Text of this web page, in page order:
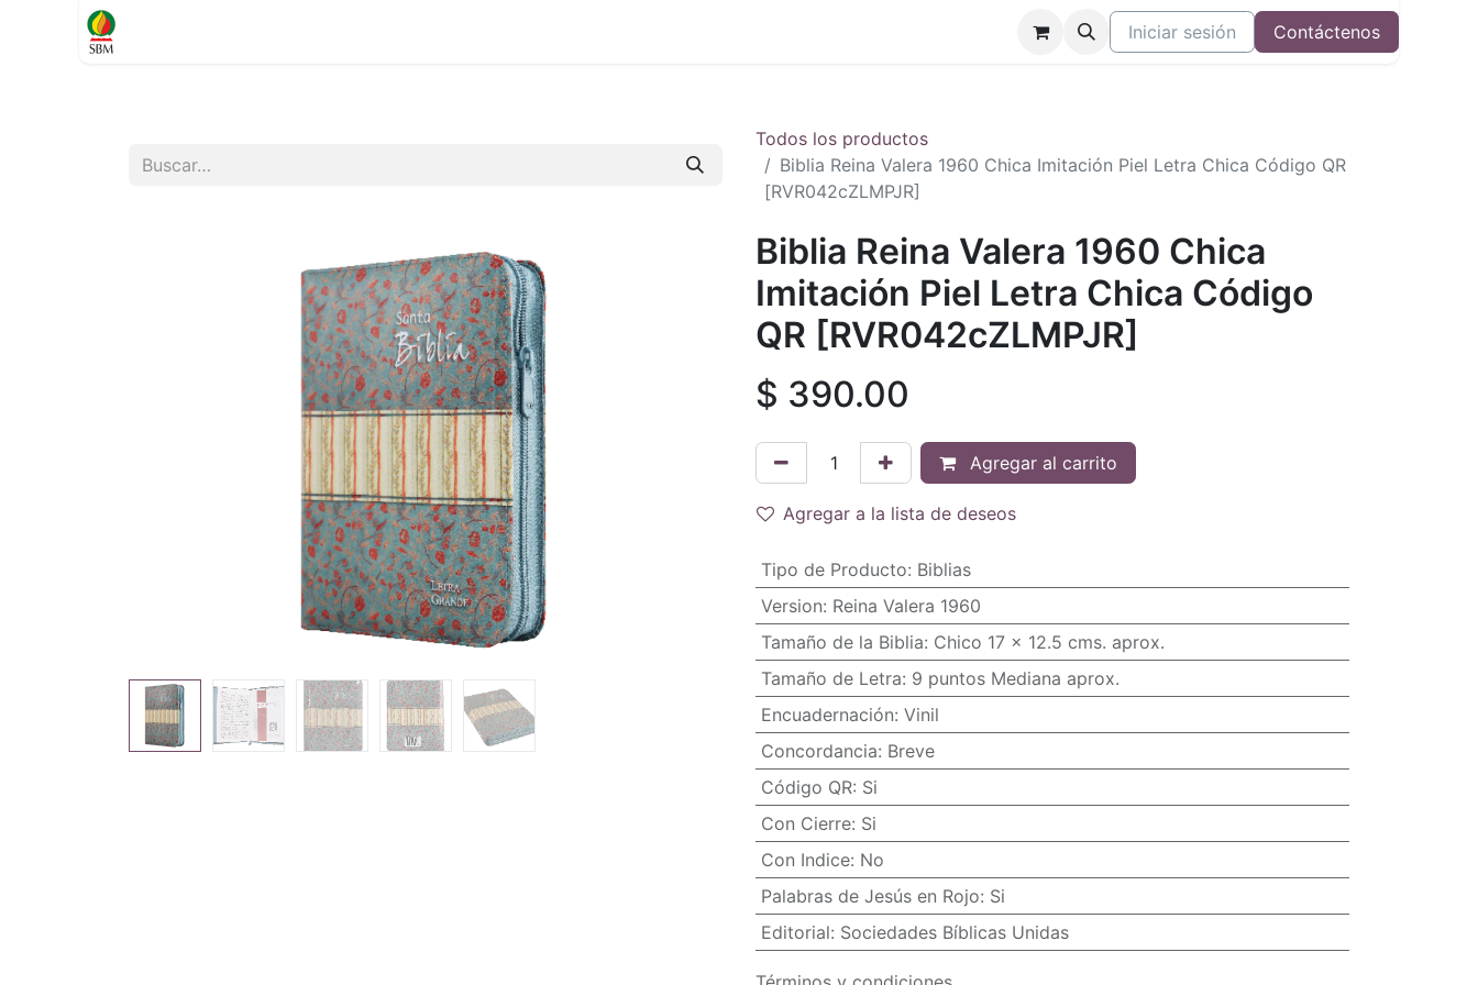
Iniciar sesión Contáctenos
Todos los productos
Biblia Reina Valera 1960 Chica Imitación Piel Letra Chica Código QR
[RVR042cZLMPJR]
Biblia Reina Valera 1960 Chica
Imitación Piel Letra Chica Código
QR [RVR042cZLMPJR]
$ 390.00
Agregar al carrito
Agregar a la lista de deseos
Tipo de Producto: Biblias
Version: Reina Valera 1960
Tamaño de la Biblia: Chico 17 x 12.5 cms. aprox.
Tamaño de Letra: 9 puntos Mediana aprox.
Encuadernación: Vinil
Concordancia: Breve
Código QR: Si
Con Cierre: Si
Con Indice: No
Palabras de Jesús en Rojo: Si
Editorial: Sociedades Bíblicas Unidas